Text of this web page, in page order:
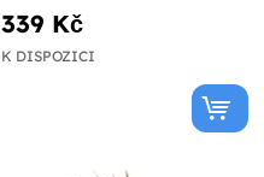
339 Kč
K DISPOZICI